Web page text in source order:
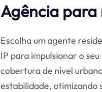
Agência para
Escolha um agente
IP para impulsionar o
cobertura de nível
estabilidade, otimizando